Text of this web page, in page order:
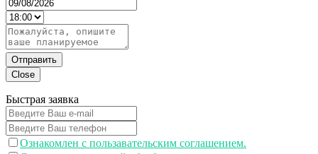
Отправить
Close
Быстрая заявка
Ознакомлен с пользавательским соглашением.